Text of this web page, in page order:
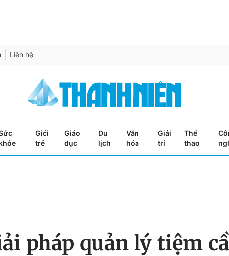
Liên hệ
khỏe
Giới
trẻ
Giáo
dục
Du
lịch
Văn
hóa
Giải
trí
Thể
thao
pháp quản lý tiệm